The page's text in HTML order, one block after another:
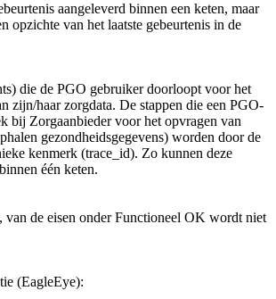
aangeleverd binnen een keten, maar
opzichte van het laatste gebeurtenis in de
die de PGO gebruiker doorloopt voor het
zijn/haar zorgdata. De stappen die een PGO-
bij Zorgaanbieder voor het opvragen van
gezondheidsgegevens) worden door de
kenmerk (trace_id). Zo kunnen deze
één keten.
van de eisen onder Functioneel OK wordt niet
(EagleEye):